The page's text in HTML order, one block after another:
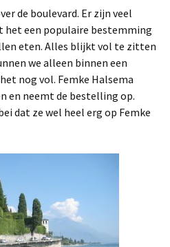
de boulevard. Er zijn veel
het een populaire bestemming
eten. Alles blijkt vol te zitten
we alleen binnen een
nog vol. Femke Halsema
en neemt de bestelling op.
dat ze wel heel erg op Femke